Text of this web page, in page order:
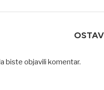
biste objavili komentar.